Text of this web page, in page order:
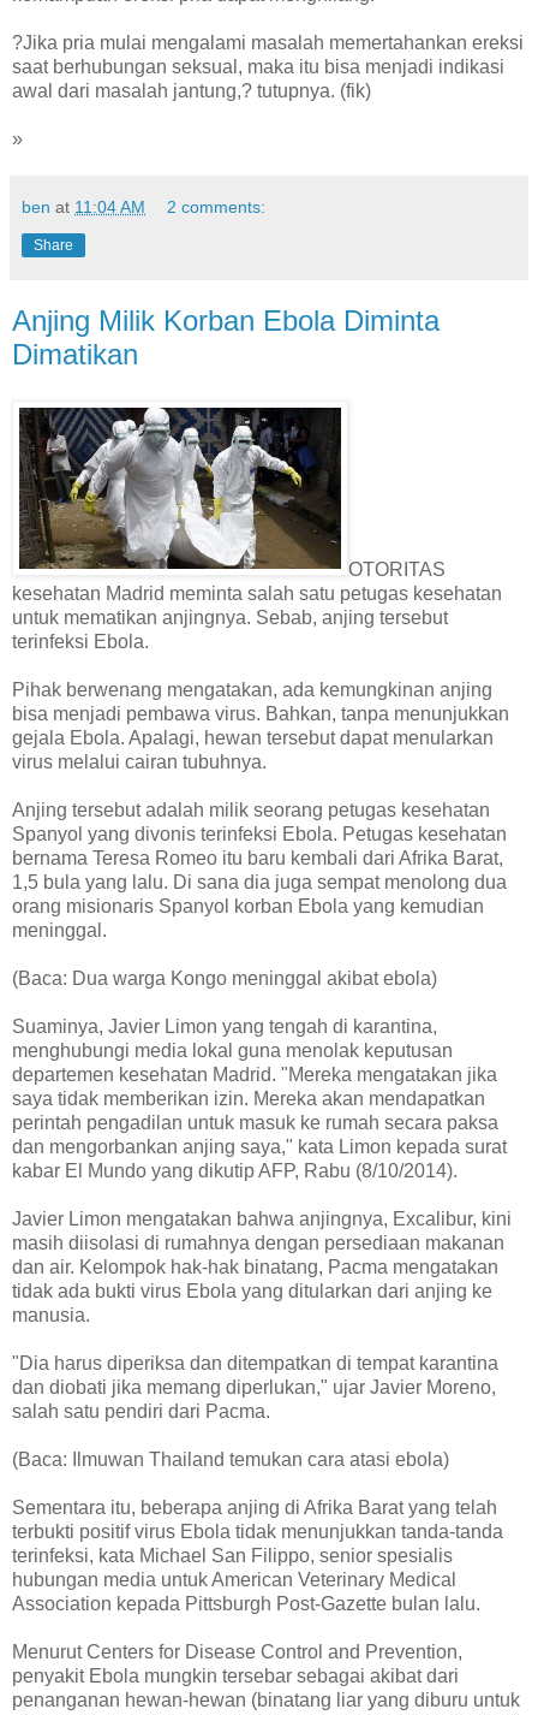
?Jika pria mulai mengalami masalah memertahankan ereksi
saat berhubungan seksual, maka itu bisa menjadi indikasi
awal dari masalah jantung,? tutupnya. (fik)
»
ben at 11:04 AM 2 comments:
Share
Anjing Milik Korban Ebola Diminta
Dimatikan
OTORITAS
kesehatan Madrid meminta salah satu petugas kesehatan
untuk mematikan anjingnya. Sebab, anjing tersebut
terinfeksi Ebola.
Pihak berwenang mengatakan, ada kemungkinan anjing
bisa menjadi pembawa virus. Bahkan, tanpa menunjukkan
gejala Ebola. Apalagi, hewan tersebut dapat menularkan
virus melalui cairan tubuhnya.
Anjing tersebut adalah milik seorang petugas kesehatan
Spanyol yang divonis terinfeksi Ebola. Petugas kesehatan
bernama Teresa Romeo itu baru kembali dari Afrika Barat,
1,5 bula yang lalu. Di sana dia juga sempat menolong dua
orang misionaris Spanyol korban Ebola yang kemudian
meninggal.
(Baca: Dua warga Kongo meninggal akibat ebola)
Suaminya, Javier Limon yang tengah di karantina,
menghubungi media lokal guna menolak keputusan
departemen kesehatan Madrid. "Mereka mengatakan jika
saya tidak memberikan izin. Mereka akan mendapatkan
perintah pengadilan untuk masuk ke rumah secara paksa
dan mengorbankan anjing saya," kata Limon kepada surat
kabar El Mundo yang dikutip AFP, Rabu (8/10/2014).
Javier Limon mengatakan bahwa anjingnya, Excalibur, kini
masih diisolasi di rumahnya dengan persediaan makanan
dan air. Kelompok hak-hak binatang, Pacma mengatakan
tidak ada bukti virus Ebola yang ditularkan dari anjing ke
manusia.
"Dia harus diperiksa dan ditempatkan di tempat karantina
dan diobati jika memang diperlukan," ujar Javier Moreno,
salah satu pendiri dari Pacma.
(Baca: Ilmuwan Thailand temukan cara atasi ebola)
Sementara itu, beberapa anjing di Afrika Barat yang telah
terbukti positif virus Ebola tidak menunjukkan tanda-tanda
terinfeksi, kata Michael San Filippo, senior spesialis
hubungan media untuk American Veterinary Medical
Association kepada Pittsburgh Post-Gazette bulan lalu.
Menurut Centers for Disease Control and Prevention,
penyakit Ebola mungkin tersebar sebagai akibat dari
penanganan hewan-hewan (binatang liar yang diburu untuk